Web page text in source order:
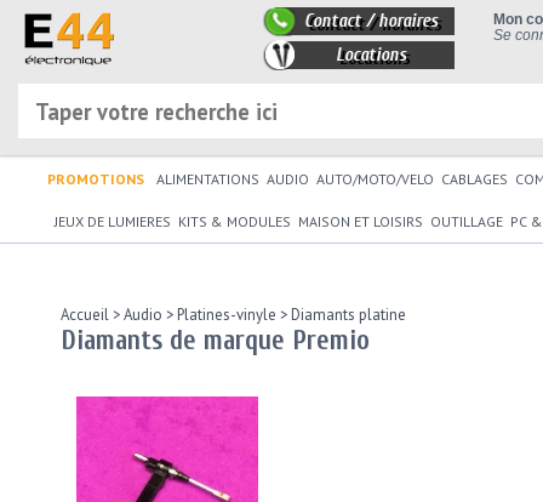
Mon
Se
Contact / horaires
Locations
PROMOTIONS ALIMENTATIONS AUDIO AUTO/MOTO/VELO CABLAGES
JEUX DE LUMIERES KITS & MODULES MAISON ET LOISIRS OUTILLAGE PC
Accueil >Audio >Platines-vinyle >Diamants platine
Diamants de marque Premio